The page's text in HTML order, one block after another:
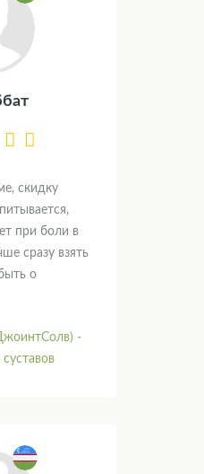
скидку
при боли в
сразу взять
о
-